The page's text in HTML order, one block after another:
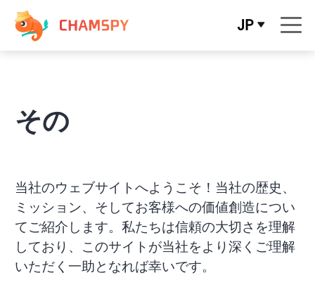
JP
その
当社のウェブサイトへようこそ！当社の歴史、
ミッション、そしてお客様への価値創造につい
てご紹介します。私たちは信頼の大切さを理解
しており、このサイトが当社をより深くご理解
いただく一助となれば幸いです。